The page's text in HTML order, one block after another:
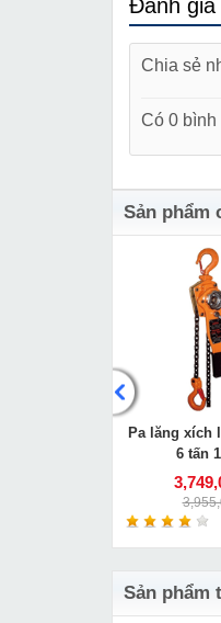
Đánh giá
Chia sẻ
Có 0 bình
Sản phẩm
Pa lăng xích
6 tấn
Sản